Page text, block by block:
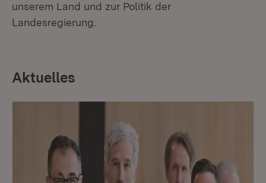
unserem Land und zur Politik der
Landesregierung.
Aktuelles